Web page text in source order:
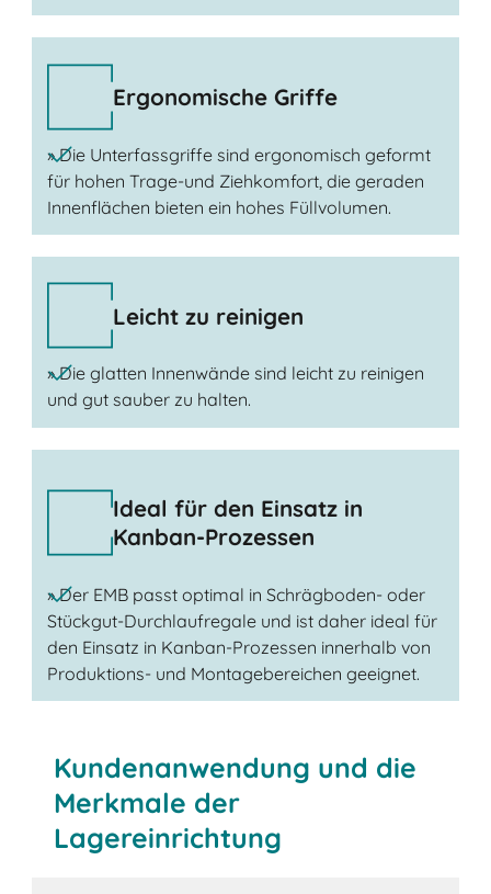
Ergonomische Griffe
» Die Unterfassgriffe sind ergonomisch geformt
für hohen Trage-und Ziehkomfort, die geraden
Innenflächen bieten ein hohes Füllvolumen.
Leicht zu reinigen
» Die glatten Innenwände sind leicht zu reinigen
und gut sauber zu halten.
Ideal für den Einsatz in
Kanban-Prozessen
» Der EMB passt optimal in Schrägboden- oder
Stückgut-Durchlaufregale und ist daher ideal für
den Einsatz in Kanban-Prozessen innerhalb von
Produktions- und Montagebereichen geeignet.
Kundenanwendung und die
Merkmale der
Lagereinrichtung